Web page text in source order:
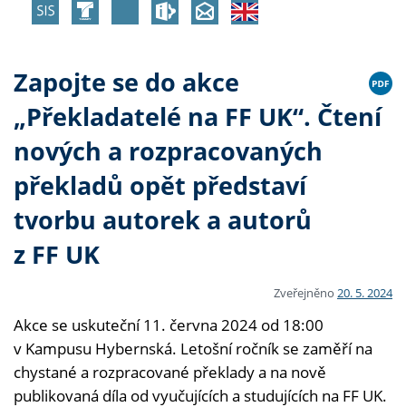
Zapojte se do akce
„Překladatelé na FF UK“. Čtení
nových a rozpracovaných
překladů opět představí
tvorbu autorek a autorů
z FF UK
Zveřejněno 20. 5. 2024
Akce se uskuteční 11. června 2024 od 18:00
v Kampusu Hybernská. Letošní ročník se zaměří na
chystané a rozpracované překlady a na nově
publikovaná díla od vyučujících a studujících na FF UK.